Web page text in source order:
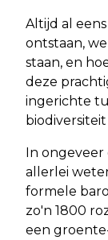
Altijd al
ontstaan,
staan, en
deze
ingerichte
In
allerlei
formele
zo'n 1800
een